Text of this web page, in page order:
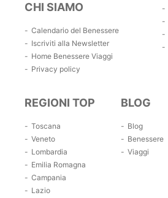
CHI SIAMO
Calendario del Benessere
Iscriviti alla Newsletter
Home Benessere Viaggi
Privacy policy
REGIONI TOP
Toscana
Veneto
Lombardia
Emilia Romagna
Campania
Lazio
BLOG
Blog
Benessere
Viaggi